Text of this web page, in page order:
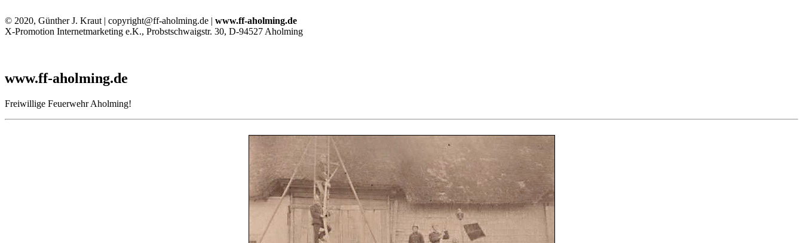
© 2020, Günther J. Kraut | copyright@ff-aholming.de | www.ff-aholming.de
X-Promotion Internetmarketing e.K., Probstschwaigstr. 30, D-94527 Aholming
www.ff-aholming.de
Freiwillige Feuerwehr Aholming!